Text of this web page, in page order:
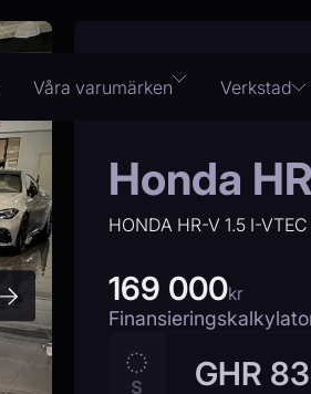
Våra varumärken Verkstad
Honda
HONDA HR-V 1.5 I-
169 000kr
KONTANTINSATSGHR